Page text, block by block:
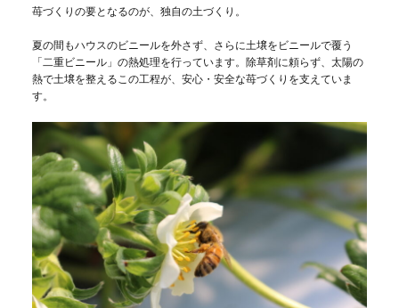
苺づくりの要となるのが、独自の土づくり。
夏の間もハウスのビニールを外さず、さらに土壌をビニールで覆う
「二重ビニール」の熱処理を行っています。除草剤に頼らず、太陽の
熱で土壌を整えるこの工程が、安心・安全な苺づくりを支えていま
す。